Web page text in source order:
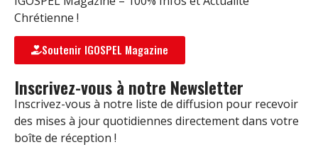
Chrétienne !
Soutenir IGOSPEL Magazine
Inscrivez-vous à notre Newsletter
Inscrivez-vous à notre liste de diffusion pour recevoir
des mises à jour quotidiennes directement dans votre
boîte de réception !